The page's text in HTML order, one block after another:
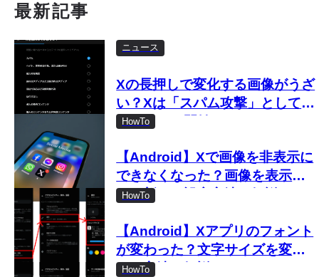
最新記事
ニュース
Xの長押しで変化する画像がうざ
い？Xは「スパム攻撃」として取
り締まりを開始
HowTo
【Android】Xで画像を非表示に
できなくなった？画像を表示し
ない新しい設定方法を解説
HowTo
【Android】Xアプリのフォント
が変わった？文字サイズを変更
する方法を解説
HowTo